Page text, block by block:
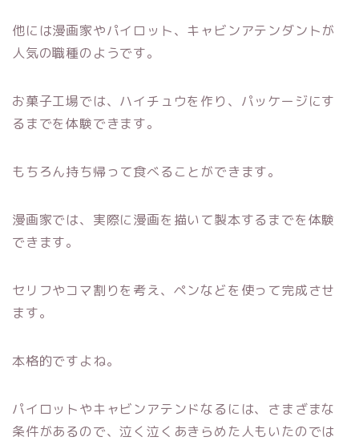
他には漫画家やパイロット、キャビンアテンダントが
人気の職種のようです。
お菓子工場では、ハイチュウを作り、パッケージにす
るまでを体験できます。
もちろん持ち帰って食べることができます。
漫画家では、実際に漫画を描いて製本するまでを体験
できます。
セリフやコマ割りを考え、ペンなどを使って完成させ
ます。
本格的ですよね。
パイロットやキャビンアテンドなるには、さまざまな
条件があるので、泣く泣くあきらめた人もいたのでは